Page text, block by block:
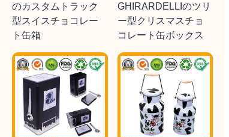
のカスタムトラック
型スイスチョコレー
ト缶箱
GHIRARDELLIのツリ
ー型クリスマスチョ
コレート缶ボックス